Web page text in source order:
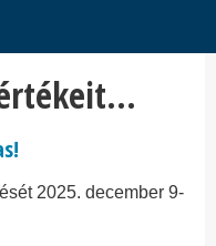
2025. december 9-